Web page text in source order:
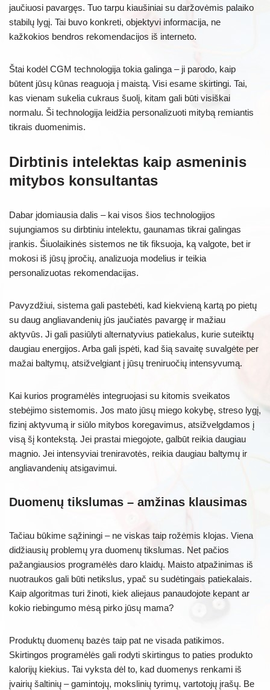
jaučiuosi pavargęs. Tuo tarpu kiaušiniai su daržovėmis palaiko
stabilų lygį. Tai buvo konkreti, objektyvi informacija, ne
kažkokios bendros rekomendacijos iš interneto.
Štai kodėl CGM technologija tokia galinga – ji parodo, kaip
būtent jūsų kūnas reaguoja į maistą. Visi esame skirtingi. Tai,
kas vienam sukelia cukraus šuolį, kitam gali būti visiškai
normalu. Ši technologija leidžia personalizuoti mitybą remiantis
tikrais duomenimis.
Dirbtinis intelektas kaip asmeninis
mitybos konsultantas
Dabar įdomiausia dalis – kai visos šios technologijos
sujungiamos su dirbtiniu intelektu, gaunamas tikrai galingas
įrankis. Šiuolaikinės sistemos ne tik fiksuoja, ką valgote, bet ir
mokosi iš jūsų įpročių, analizuoja modelius ir teikia
personalizuotas rekomendacijas.
Pavyzdžiui, sistema gali pastebėti, kad kiekvieną kartą po pietų
su daug angliavandenių jūs jaučiatės pavargę ir mažiau
aktyvūs. Ji gali pasiūlyti alternatyvius patiekalus, kurie suteiktų
daugiau energijos. Arba gali įspėti, kad šią savaitę suvalgėte per
mažai baltymų, atsižvelgiant į jūsų treniruočių intensyvumą.
Kai kurios programėlės integruojasi su kitomis sveikatos
stebėjimo sistemomis. Jos mato jūsų miego kokybę, streso lygį,
fizinį aktyvumą ir siūlo mitybos koregavimus, atsižvelgdamos į
visą šį kontekstą. Jei prastai miegojote, galbūt reikia daugiau
magnio. Jei intensyviai treniravotės, reikia daugiau baltymų ir
angliavandenių atsigavimui.
Duomenų tikslumas – amžinas klausimas
Tačiau būkime sąžiningi – ne viskas taip rožėmis klojas. Viena
didžiausių problemų yra duomenų tikslumas. Net pačios
pažangiausios programėlės daro klaidų. Maisto atpažinimas iš
nuotraukos gali būti netikslus, ypač su sudėtingais patiekalais.
Kaip algoritmas turi žinoti, kiek aliejaus panaudojote kepant ar
kokio riebingumo mėsą pirko jūsų mama?
Produktų duomenų bazės taip pat ne visada patikimos.
Skirtingos programėlės gali rodyti skirtingus to paties produkto
kalorijų kiekius. Tai vyksta dėl to, kad duomenys renkami iš
įvairių šaltinių – gamintojų, mokslinių tyrimų, vartotojų įrašų. Be